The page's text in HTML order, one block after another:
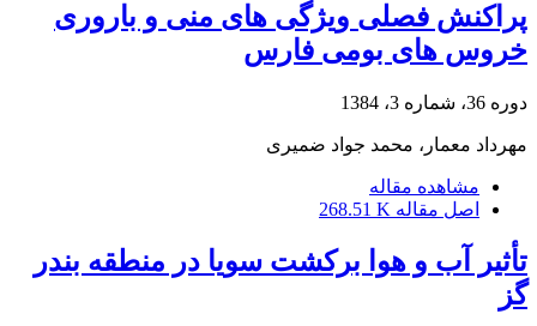
پراکنش فصلی ویژگی های منی و باروری
خروس های بومی فارس
دوره 36، شماره 3، 1384
مهرداد معمار، محمد جواد ضمیری
مشاهده مقاله
اصل مقاله 268.51 K
تأثیر آب و هوا برکشت سویا در منطقه بندر
گز